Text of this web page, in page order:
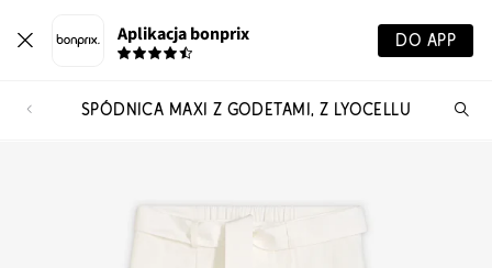
Aplikacja bonprix DO APP
SPÓDNICA MAXI Z GODETAMI, Z LYOCELLU